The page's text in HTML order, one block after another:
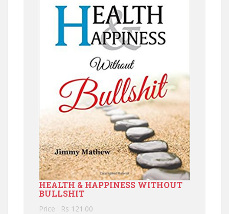
HEALTH & HAPPINESS WITHOUT
BULLSHIT
Price : Rs 121.00